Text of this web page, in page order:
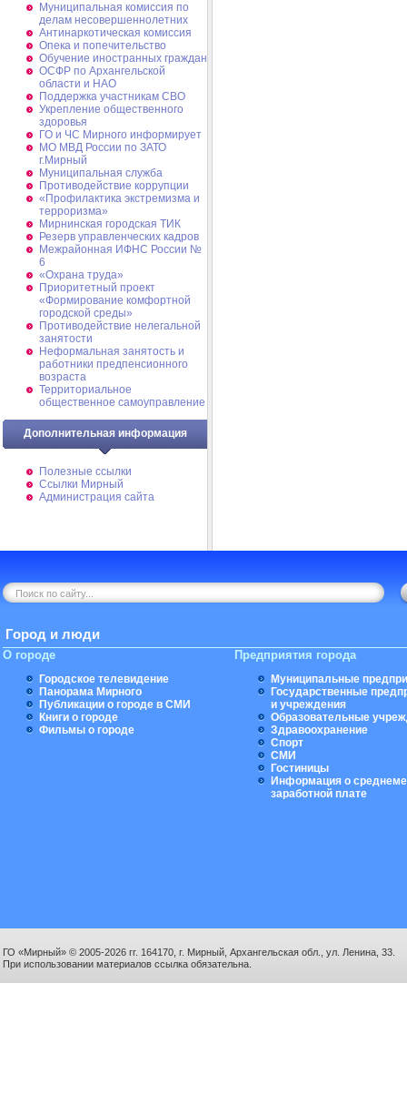
Муниципальная комиссия по
делам несовершеннолетних
Антинаркотическая комиссия
Опека и попечительство
Обучение иностранных граждан
ОСФР по Архангельской
области и НАО
Поддержка участникам СВО
Укрепление общественного
здоровья
ГО и ЧС Мирного информирует
МО МВД России по ЗАТО
г.Мирный
Муниципальная cлужба
Противодействие коррупции
«Профилактика экстремизма и
терроризма»
Мирнинская городская ТИК
Резерв управленческих кадров
Межрайонная ИФНС России №
6
«Охрана труда»
Приоритетный проект
«Формирование комфортной
городской среды»
Противодействие нелегальной
занятости
Неформальная занятость и
работники предпенсионного
возраста
Территориальное
общественное самоуправление
Дополнительная информация
Полезные ссылки
Ссылки Мирный
Администрация сайта
Город и люди
О городе
Городское телевидение
Панорама Мирного
Публикации о городе в СМИ
Книги о городе
Фильмы о городе
Предприятия города
Муниципальные
Государственные
и учреждения
Образовательные
Здравоохранение
Спорт
СМИ
Гостиницы
Информация о
заработной плате
ГО «Мирный» © 2005-2026 гг. 164170, г. Мирный, Архангельская обл., ул. Ленина, 33.
При использовании материалов ссылка обязательна.